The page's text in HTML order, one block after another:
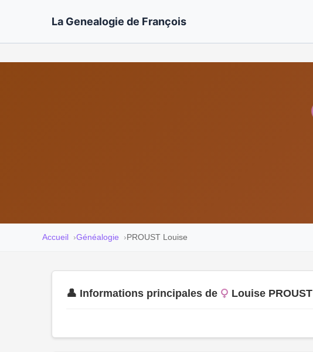
La Genealogie de François
Accueil Généalogie PROUST Louise
👤 Informations principales de Louise PROUST